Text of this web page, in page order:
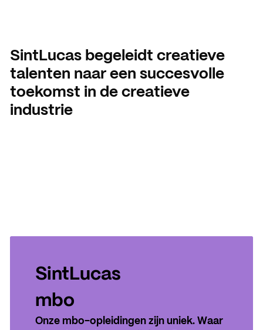
Open dagen
Meeloopdagen
Brochure aanvragen
Vacatures
SintLucas Alumni
ACTUEEL
SintLucas begeleidt creatieve
talenten naar een succesvolle
toekomst in de creatieve
industrie
SintLucas
mbo
Onze mbo-opleidingen zijn uniek. Waar